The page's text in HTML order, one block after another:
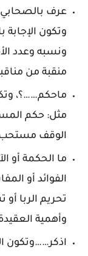
عرف بالصحابي
وتكون
ونسبه وعدد
منقبة من
ماحكم……؟،
مثل: حكم
الوقف
ما الحكمة أو
الفوائد أو
تحريم الربا أو
وأهمية
اذكر……وتكون